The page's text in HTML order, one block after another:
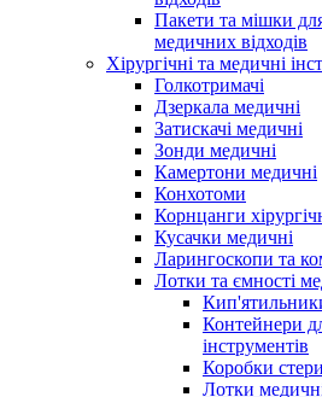
Пакети та мішки для
медичних відходів
Хірургічні та медичні
Голкотримачі
Дзеркала медичні
Затискачі медичні
Зонди медичні
Камертони медичні
Конхотоми
Корнцанги
Кусачки медичні
Ларингоскопи та
Лотки та ємності
Контейнери
інструментів
Коробки
Лотки